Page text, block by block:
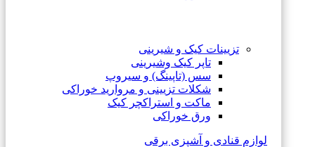
تزیینات کیک و شیرینی
تاپر کیک وشیرینی
سس (تاپینگ) و سیروپ
شکلات تزیینی و مروارید خوراکی
ماکت و استراکچر کیک
ورق خوراکی
لوازم قنادی و آشپزی برقی